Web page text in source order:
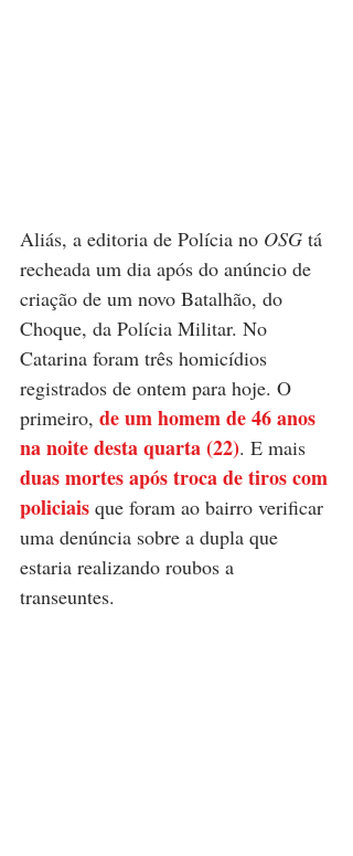
Aliás, a editoria de Polícia no OSG tá
recheada um dia após do anúncio de
criação de um novo Batalhão, do
Choque, da Polícia Militar. No
Catarina foram três homicídios
registrados de ontem para hoje. O
primeiro, de um homem de 46 anos
na noite desta quarta (22). E mais
duas mortes após troca de tiros com
policiais que foram ao bairro verificar
uma denúncia sobre a dupla que
estaria realizando roubos a
transeuntes.